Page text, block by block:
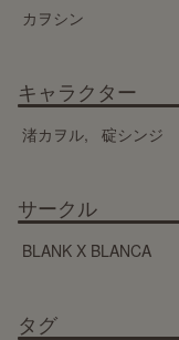
カヲシン
キャラクター
渚カヲル 碇シンジ
サークル
BLANK X BLANCA
タグ